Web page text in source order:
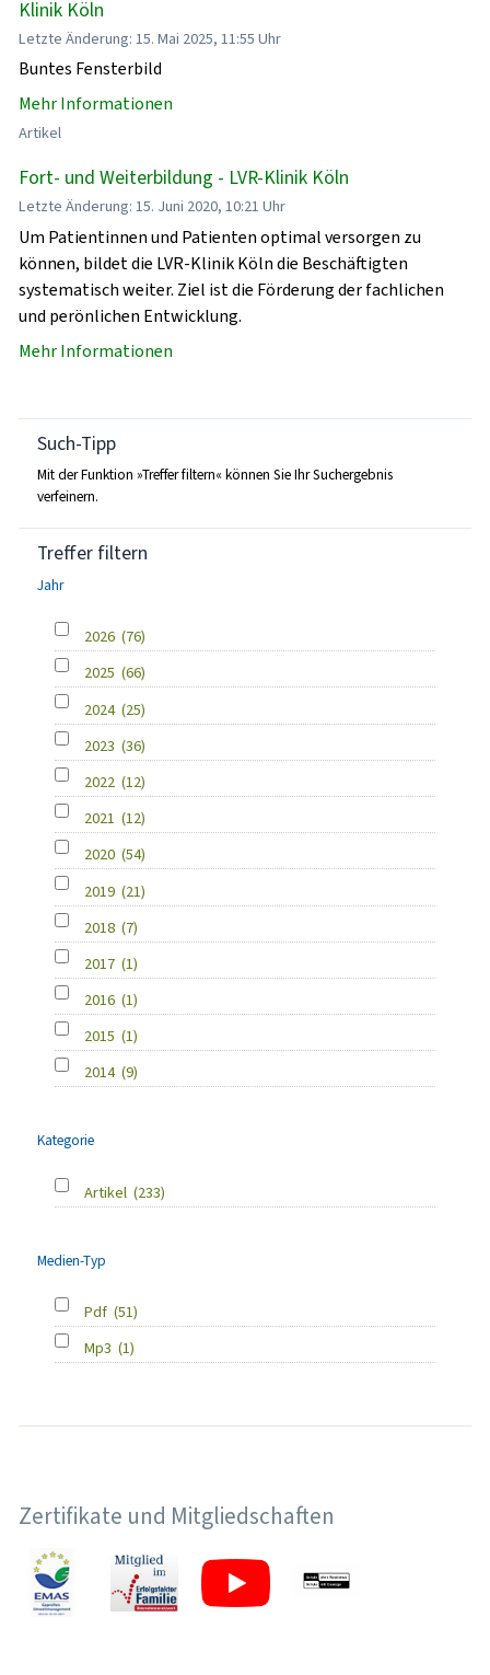
Klinik Köln
Letzte Änderung: 15. Mai 2025, 11:55 Uhr
Buntes Fensterbild
Mehr Informationen
Artikel
Fort- und Weiterbildung - LVR-Klinik Köln
Letzte Änderung: 15. Juni 2020, 10:21 Uhr
Um Patientinnen und Patienten optimal versorgen zu
können, bildet die LVR-Klinik Köln die Beschäftigten
systematisch weiter. Ziel ist die Förderung der fachlichen
und perönlichen Entwicklung.
Mehr Informationen
Such-Tipp
Mit der Funktion »Treffer filtern« können Sie Ihr Suchergebnis
verfeinern.
Treffer filtern
Jahr
2026 (76)
2025 (66)
2024 (25)
2023 (36)
2022 (12)
2021 (12)
2020 (54)
2019 (21)
2018 (7)
2017 (1)
2016 (1)
2015 (1)
2014 (9)
Kategorie
Artikel (233)
Medien-Typ
Pdf (51)
Mp3 (1)
Zertifikate und Mitgliedschaften